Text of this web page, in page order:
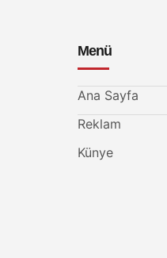
Menü
Ana Sayfa
Reklam
Künye